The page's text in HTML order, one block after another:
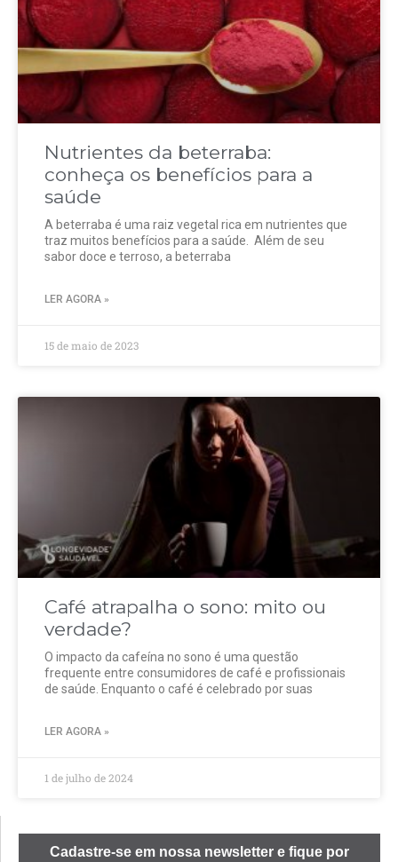
Nutrientes da beterraba:
conheça os benefícios para a
saúde
A beterraba é uma raiz vegetal rica em nutrientes que
traz muitos benefícios para a saúde. Além de seu
sabor doce e terroso, a beterraba
LER AGORA »
15 de maio de 2023
Café atrapalha o sono: mito ou
verdade?
O impacto da cafeína no sono é uma questão
frequente entre consumidores de café e profissionais
de saúde. Enquanto o café é celebrado por suas
LER AGORA »
1 de julho de 2024
Cadastre-se em nossa newsletter e fique por